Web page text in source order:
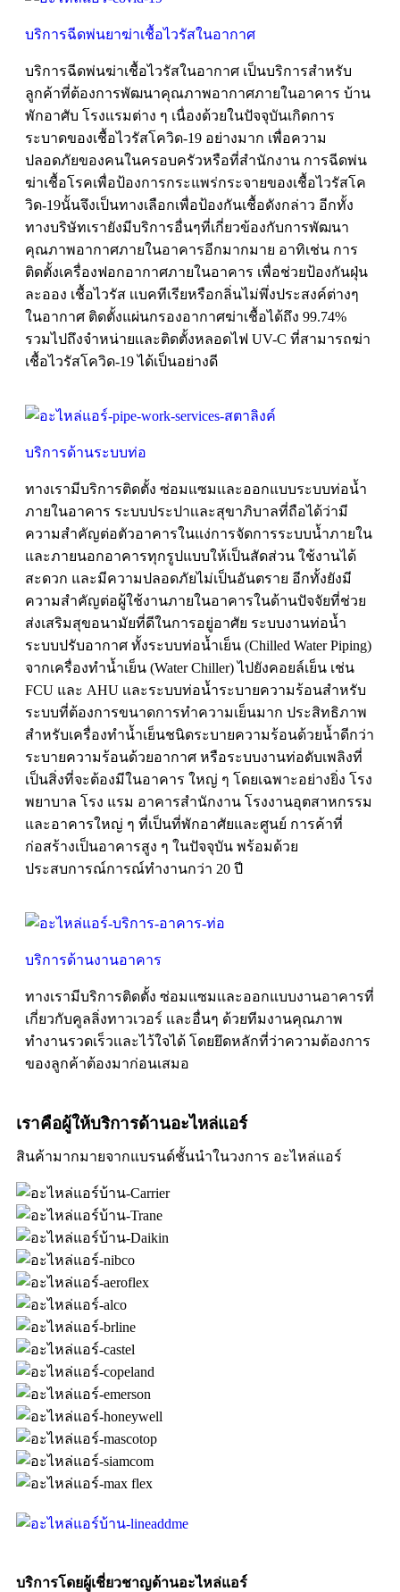
บริการฉีดพ่นยาฆ่าเชื้อไวรัสในอากาศ
บริการฉีดพ่นฆ่าเชื้อไวรัสในอากาศ เป็นบริการสำหรับ
ลูกค้าที่ต้องการพัฒนาคุณภาพอากาศภายในอาคาร บ้าน
พักอาศับ โรงเเรมต่าง ๆ เนื่องด้วยในปัจจุบันเกิดการ
ระบาดของเชื้อไวรัสโควิด-19 อย่างมาก เพื่อความ
ปลอดภัยของคนในครอบครัวหรือที่สำนักงาน การฉีดพ่น
ฆ่าเชื้อโรคเพื่อป้องการกระแพร่กระจายของเชื้อไวรัสโค
วิด-19นั้นจึงเป็นทางเลือกเพื่อป้องกันเชื้อดังกล่าว อีกทั้ง
ทางบริษัทเรายังมีบริการอื่นๆที่เกี่ยวข้องกับการพัฒนา
คุณภาพอากาศภายในอาคารอีกมากมาย อาทิเช่น การ
ติดตั้งเครื่องฟอกอากาศภายในอาคาร เพื่อช่วยป้องกันฝุ่น
ละออง เชื้อไวรัส เเบคทีเรียหรือกลิ่นไม่พึ่งประสงค์ต่างๆ
ในอากาศ ติดตั้งแผ่นกรองอากาศฆ่าเชื้อได้ถึง 99.74%
รวมไปถึงจำหน่ายเเละติดตั้งหลอดไฟ UV-C ที่สามารถฆ่า
เชื้อไวรัสโควิด-19 ได้เป็นอย่างดี
บริการด้านระบบท่อ
ทางเรามีบริการติดตั้ง ซ่อมแซมเเละออกแบบระบบท่อน้ำ
ภายในอาคาร ระบบประปาเเละสุขาภิบาลที่ถือได้ว่ามี
ความสำคัญต่อตัวอาคารในแง่การจัดการระบบน้ำภายใน
และภายนอกอาคารทุกรูปแบบให้เป็นสัดส่วน ใช้งานได้
สะดวก และมีความปลอดภัยไม่เป็นอันตราย อีกทั้งยังมี
ความสำคัญต่อผู้ใช้งานภายในอาคารในด้านปัจจัยที่ช่วย
ส่งเสริมสุขอนามัยที่ดีในการอยู่อาศัย ระบบงานท่อน้ำ
ระบบปรับอากาศ ทั้งระบบท่อน้ำเย็น (Chilled Water Piping)
จากเครื่องทำน้ำเย็น (Water Chiller) ไปยังคอยล์เย็น เช่น
FCU และ AHU เเละระบบท่อน้ำระบายความร้อนสำหรับ
ระบบที่ต้องการขนาดการทำความเย็นมาก ประสิทธิภาพ
สำหรับเครื่องทำน้ำเย็นชนิดระบายความร้อนด้วยน้ำดีกว่า
ระบายความร้อนด้วยอากาศ หรือระบบงานท่อดับเพลิงที่
เป็นสิ่งที่จะต้องมีในอาคาร ใหญ่ ๆ โดยเฉพาะอย่างยิ่ง โรง
พยาบาล โรง แรม อาคารสํานักงาน โรงงานอุตสาหกรรม
และอาคารใหญ่ ๆ ที่เป็นที่พักอาศัยและศูนย์ การค้าที่
ก่อสร้างเป็นอาคารสูง ๆ ในปัจจุบัน พร้อมด้วย
ประสบการณ์การณ์ทำงานกว่า 20 ปี
บริการด้านงานอาคาร
ทางเรามีบริการติดตั้ง ซ่อมแซมเเละออกแบบงานอาคารที่
เกี่ยวกับคูลลิ่งทาวเวอร์ เเละอื่นๆ ด้วยทีมงานคุณภาพ
ทำงานรวดเร็วเเละไว้ใจได้ โดยยึดหลักที่ว่าความต้องการ
ของลูกค้าต้องมาก่อนเสมอ
เราคือผู้ให้บริการด้านอะไหล่แอร์
สินค้ามากมายจากแบรนด์ชั้นนำในวงการ อะไหล่แอร์
บริการโดยผู้เชี่ยวชาญด้านอะไหล่แอร์